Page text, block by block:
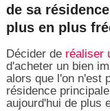
de sa
plus en plus
Décider de réaliser
d'acheter un bien
alors que l'on n'est
résidence
aujourd'hui de plus